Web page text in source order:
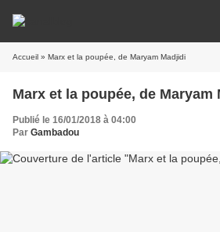
Accueil » Marx et la poupée, de Maryam Madjidi
Marx et la poupée, de Maryam
Publié le 16/01/2018 à 04:00
Par Gambadou